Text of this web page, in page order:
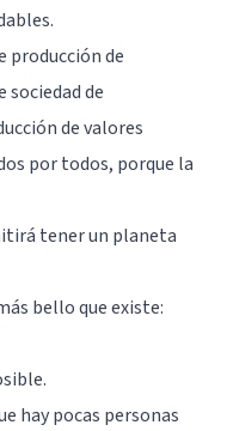
producción de
de
de valores
por todos, porque la
tener un planeta
bello que existe:
hay pocas personas